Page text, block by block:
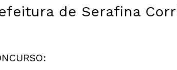
de Serafina